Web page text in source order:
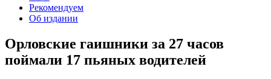
Рекомендуем
Об издании
Орловские гаишники за 27 часов
поймали 17 пьяных водителей